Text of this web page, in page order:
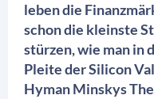
leben die
schon die kleinste
stürzen, wie man in
Pleite der Silicon
Hyman Minskys